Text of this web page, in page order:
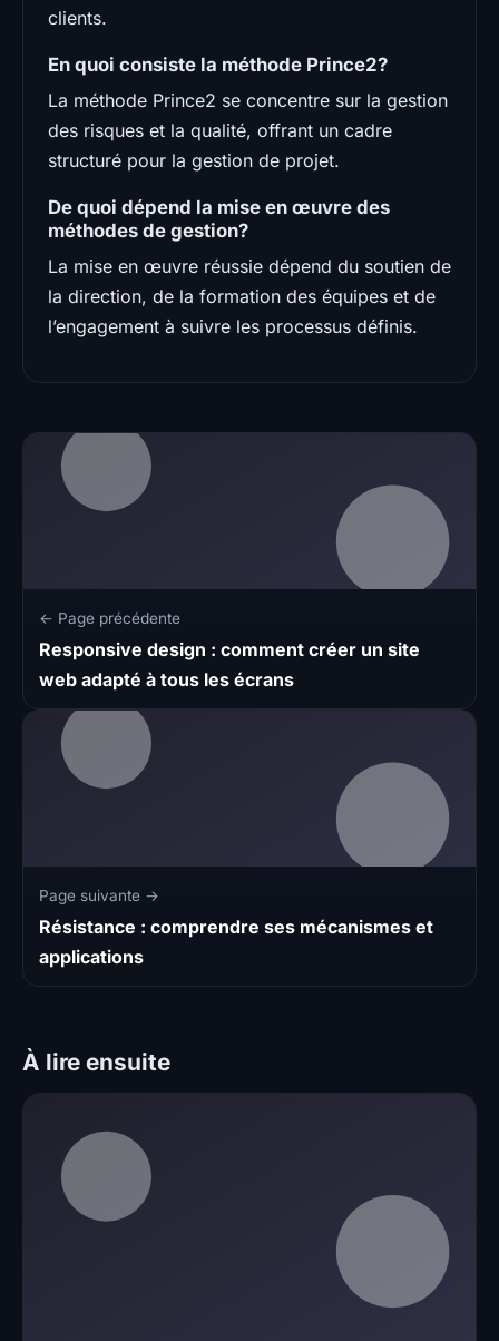
clients.
En quoi consiste la méthode Prince2?
La méthode Prince2 se concentre sur la gestion
des risques et la qualité, offrant un cadre
structuré pour la gestion de projet.
De quoi dépend la mise en œuvre des
méthodes de gestion?
La mise en œuvre réussie dépend du soutien de
la direction, de la formation des équipes et de
l’engagement à suivre les processus définis.
← Page précédente
Responsive design : comment créer un site
web adapté à tous les écrans
Page suivante →
Résistance : comprendre ses mécanismes et
applications
À lire ensuite